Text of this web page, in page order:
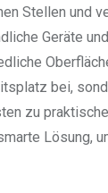
Stellen und
Geräte
bei,
zu
Lösung,